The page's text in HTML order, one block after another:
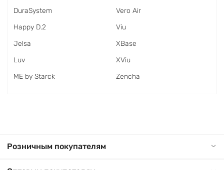
DuraSystem
Happy D.2
Jelsa
Luv
ME by Starck
Vero Air
Viu
XBase
XViu
Zencha
Розничным покупателям